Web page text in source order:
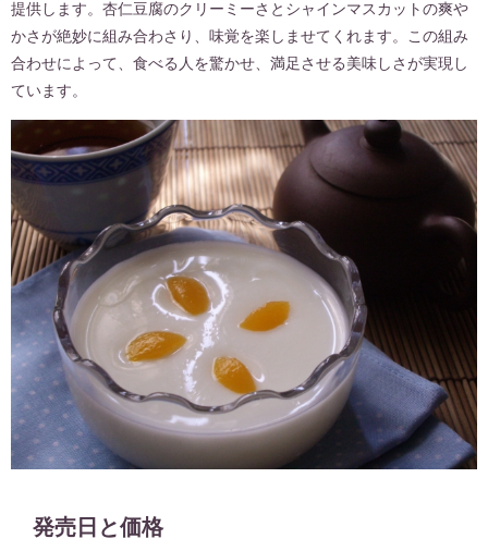
提供します。杏仁豆腐のクリーミーさとシャインマスカットの爽や
かさが絶妙に組み合わさり、味覚を楽しませてくれます。この組み
合わせによって、食べる人を驚かせ、満足させる美味しさが実現し
ています。
発売日と価格